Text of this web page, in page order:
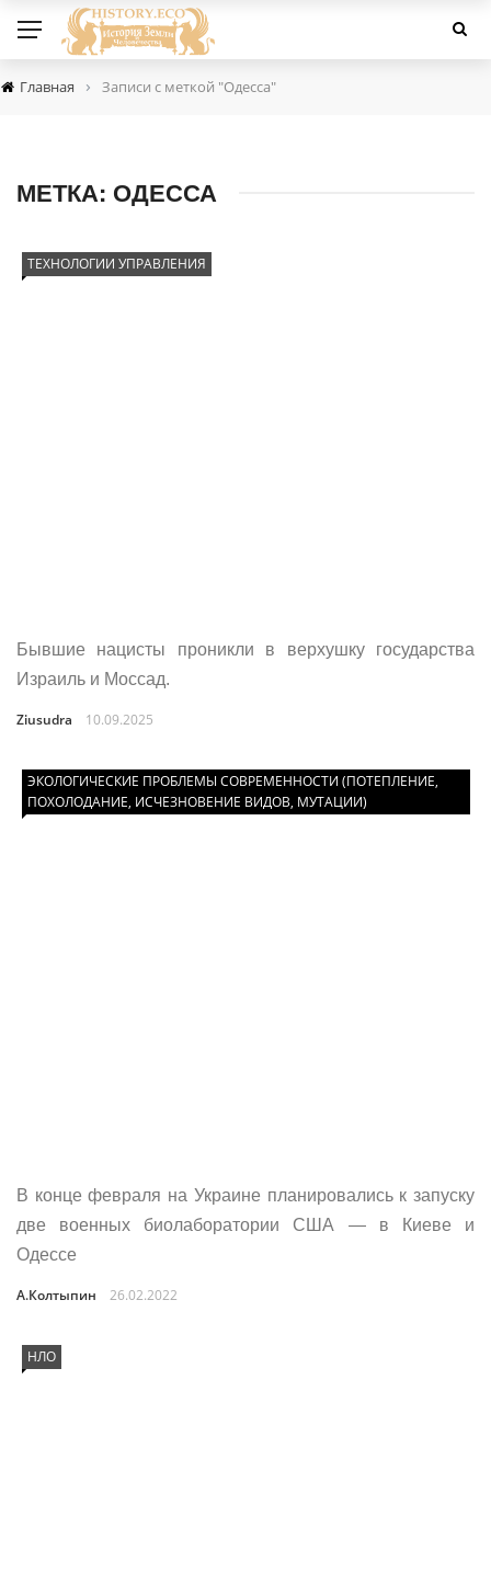
Главная › Записи с меткой "Одесса"
МЕТКА: ОДЕССА
ТЕХНОЛОГИИ УПРАВЛЕНИЯ
Бывшие нацисты проникли в верхушку государства
Израиль и Моссад.
Ziusudra 10.09.2025
ЭКОЛОГИЧЕСКИЕ ПРОБЛЕМЫ СОВРЕМЕННОСТИ (ПОТЕПЛЕНИЕ,
ПОХОЛОДАНИЕ, ИСЧЕЗНОВЕНИЕ ВИДОВ, МУТАЦИИ)
В конце февраля на Украине планировались к запуску
две военных биолаборатории США — в Киеве и
Одессе
А.Колтыпин 26.02.2022
НЛО